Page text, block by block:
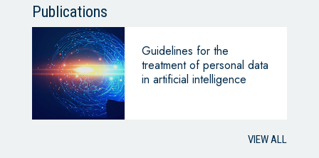
Publications
Guidelines for the
treatment of personal data
in artificial intelligence
VIEW ALL